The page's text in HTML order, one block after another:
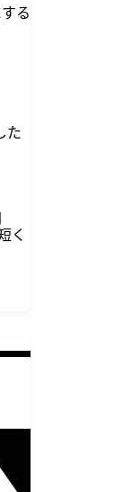
る
た
く